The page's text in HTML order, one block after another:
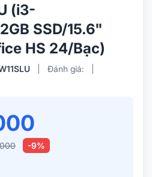
(i3-
SSD/15.6"
HS 24/Bạc)
Đánh giá:
-9%